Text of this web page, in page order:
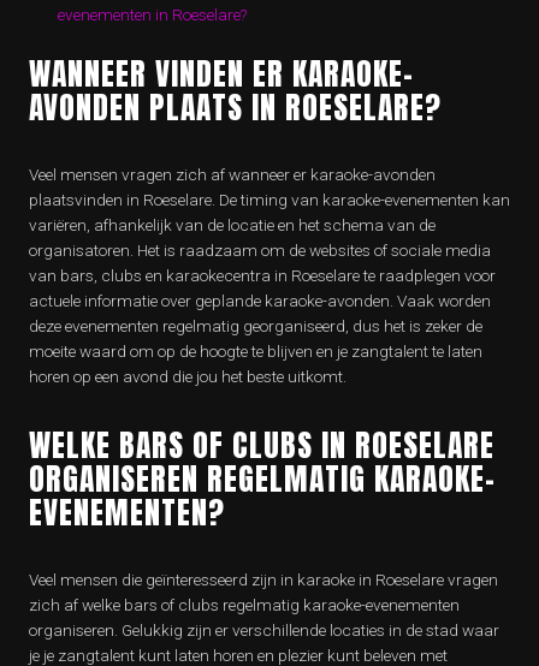
evenementen in Roeselare?
WANNEER VINDEN ER KARAOKE-
AVONDEN PLAATS IN ROESELARE?
Veel mensen vragen zich af wanneer er karaoke-avonden
plaatsvinden in Roeselare. De timing van karaoke-evenementen kan
variëren, afhankelijk van de locatie en het schema van de
organisatoren. Het is raadzaam om de websites of sociale media
van bars, clubs en karaokecentra in Roeselare te raadplegen voor
actuele informatie over geplande karaoke-avonden. Vaak worden
deze evenementen regelmatig georganiseerd, dus het is zeker de
moeite waard om op de hoogte te blijven en je zangtalent te laten
horen op een avond die jou het beste uitkomt.
WELKE BARS OF CLUBS IN ROESELARE
ORGANISEREN REGELMATIG KARAOKE-
EVENEMENTEN?
Veel mensen die geïnteresseerd zijn in karaoke in Roeselare vragen
zich af welke bars of clubs regelmatig karaoke-evenementen
organiseren. Gelukkig zijn er verschillende locaties in de stad waar
je je zangtalent kunt laten horen en plezier kunt beleven met